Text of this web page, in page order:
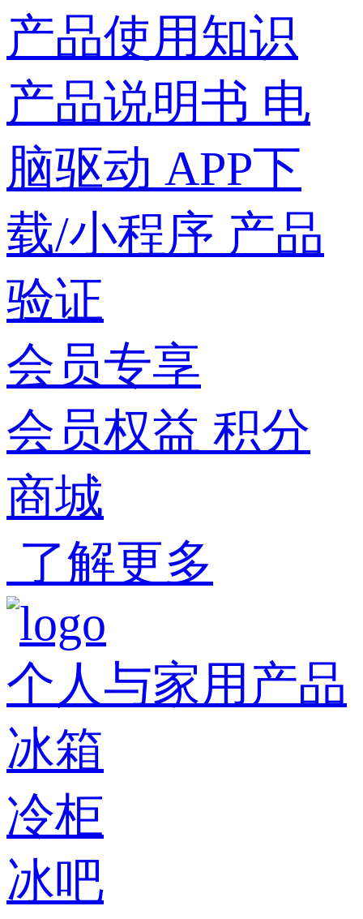
产品使用知识
产品说明书 电
脑驱动 APP下
载/小程序 产品
验证
会员专享
会员权益 积分
商城
了解更多
个人与家用产品
冰箱
冷柜
冰吧